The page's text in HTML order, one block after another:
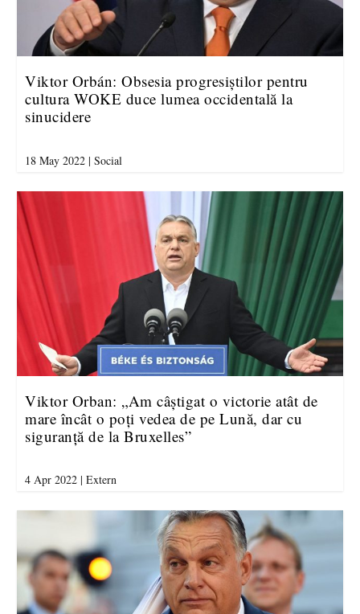
Viktor Orbán: Obsesia progresiștilor pentru
cultura WOKE duce lumea occidentală la
sinucidere
18 May 2022 |Social
Viktor Orban: „Am câștigat o victorie atât de
mare încât o poți vedea de pe Lună, dar cu
siguranță de la Bruxelles”
4 Apr 2022 |Extern